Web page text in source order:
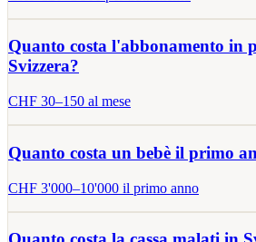
Quanto costa l'abbonamento in
Svizzera?
CHF 30–150 al mese
Quanto costa un bebè il primo
CHF 3'000–10'000 il primo anno